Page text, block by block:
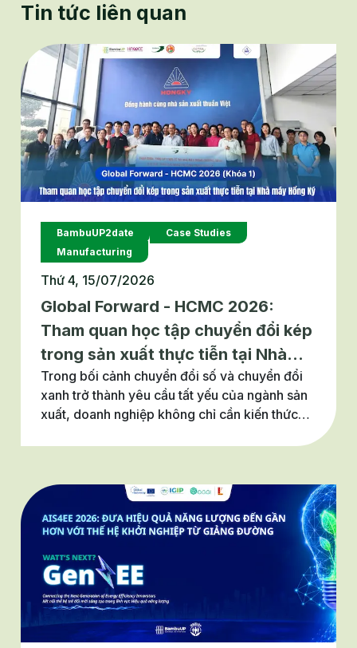
Tin tức liên quan
BambuUP2date
Case Studies
Manufacturing
Thứ 4, 15/07/2026
Global Forward - HCMC 2026:
Tham quan học tập chuyển đổi kép
trong sản xuất thực tiễn tại Nhà
máy Hồng Ký
Trong bối cảnh chuyển đổi số và chuyển đổi
xanh trở thành yêu cầu tất yếu của ngành sản
xuất, doanh nghiệp không chỉ cần kiến thức
Forward HCMC 2026 ra đời, không dừng lại ở
những buổi học tập lý thuyết, mà đưa doanh
nghiệp đến tận nơi một mô hình chuyển đổi
kép đã được kiểm chứng: Nhà máy Hồng Ký.